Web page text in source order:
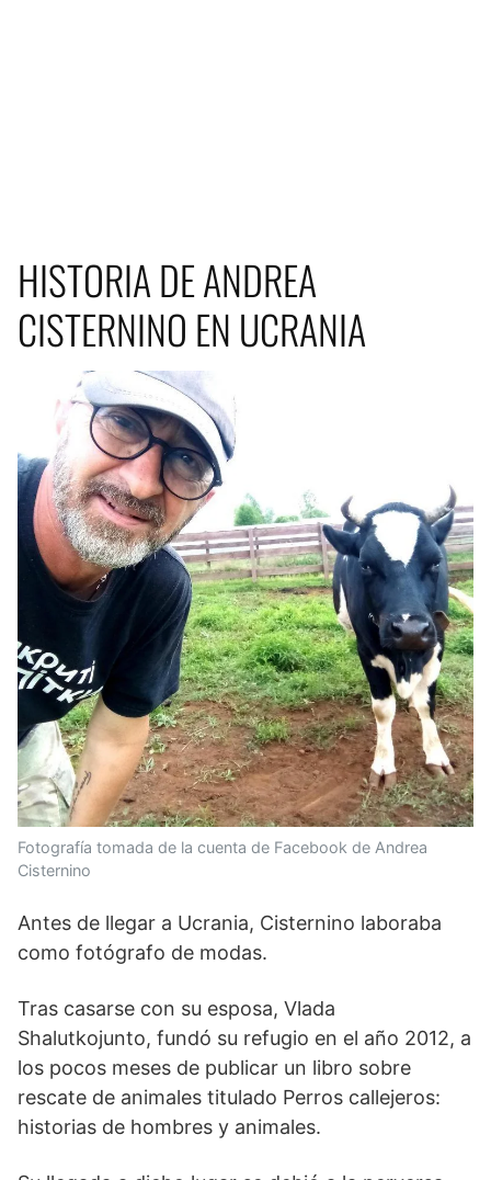
HISTORIA DE ANDREA
CISTERNINO EN UCRANIA
Fotografía tomada de la cuenta de Facebook de Andrea
Cisternino
Antes de llegar a Ucrania, Cisternino laboraba
como fotógrafo de modas.
Tras casarse con su esposa, Vlada
Shalutkojunto, fundó su refugio en el año 2012, a
los pocos meses de publicar un libro sobre
rescate de animales titulado Perros callejeros:
historias de hombres y animales.